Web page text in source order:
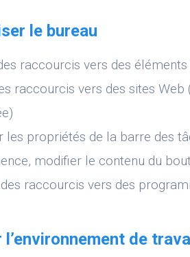
le bureau
raccourcis vers des
raccourcis vers des sites
les propriétés de la barre des
modifier le contenu du
raccourcis vers des
de